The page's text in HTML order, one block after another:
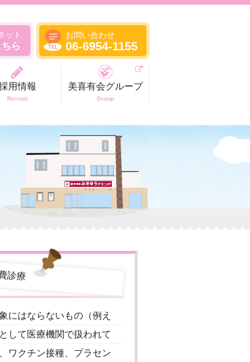
お問い合わせ
06-6954-1155
ット
ら
用情報
Recruit
美喜有会グループ
Group
にはならないもの（例え
して医療機関で扱われて
ワクチン接種、プラセン